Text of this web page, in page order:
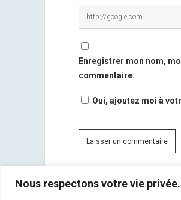
Nous respectons votre vie privée.
Enregistrer mon nom,
commentaire.
Oui, ajoutez moi à